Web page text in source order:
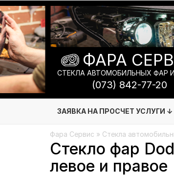
Фара Сервис » Стекла
Стекло фар
левое и правое
ФАРА
СТЕКЛА АВТОМОБИЛЬНЫХ ФАР
(073) 842-77-20
ЗАЯВКА НА ПРОСЧЕТ УСЛУГИ ↓